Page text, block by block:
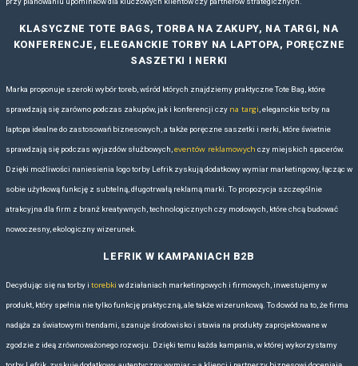
MINIMALISTYCZNE PLECAKI
KOMPAKTOWE PLECAKI
FASONY
Wśród najpopularniejszych plecaków Lefrik znajdziemy modele takie
oraz Everest. Każdy z nich ma swój unikalny charakter i odpowiada
zachwyca minimalistycznym, nowoczesnym designem, Handy
całodniowych aktywnościach czy krótkich wyjazdach. Dzięki
uniwersalnym kolorom plecaki Lefrik doskonale nadają się do
haft logo, dzięki czemu stają się wyjątkowymi, praktycznymi
uczestnicy wydarzeń czy pracownicy chętnie wykorzystują w